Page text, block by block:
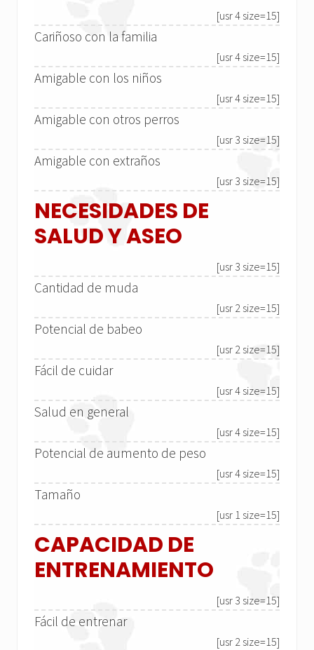
[usr 4 size=15]
Cariñoso con la familia
[usr 4 size=15]
Amigable con los niños
[usr 4 size=15]
Amigable con otros perros
[usr 3 size=15]
Amigable con extraños
[usr 3 size=15]
NECESIDADES DE
SALUD Y ASEO
[usr 3 size=15]
Cantidad de muda
[usr 2 size=15]
Potencial de babeo
[usr 2 size=15]
Fácil de cuidar
[usr 4 size=15]
Salud en general
[usr 4 size=15]
Potencial de aumento de peso
[usr 4 size=15]
Tamaño
[usr 1 size=15]
CAPACIDAD DE
ENTRENAMIENTO
[usr 3 size=15]
Fácil de entrenar
[usr 2 size=15]